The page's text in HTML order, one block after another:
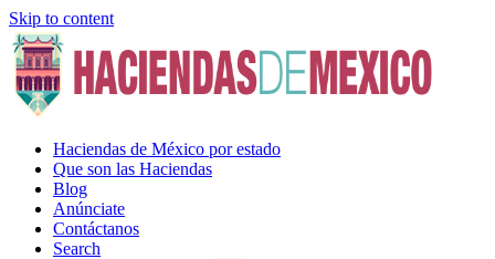
Skip to content
Haciendas de México por estado
Que son las Haciendas
Blog
Anúnciate
Contáctanos
Search